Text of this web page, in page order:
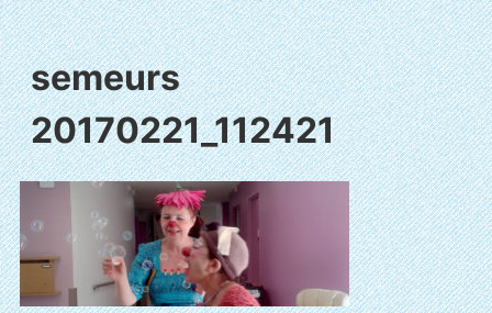
semeurs
20170221_112421